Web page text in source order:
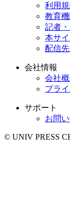
利用
教育
記者
本サ
配信
会社情報
会社
プラ
サポート
お問
© UNIV PRESS